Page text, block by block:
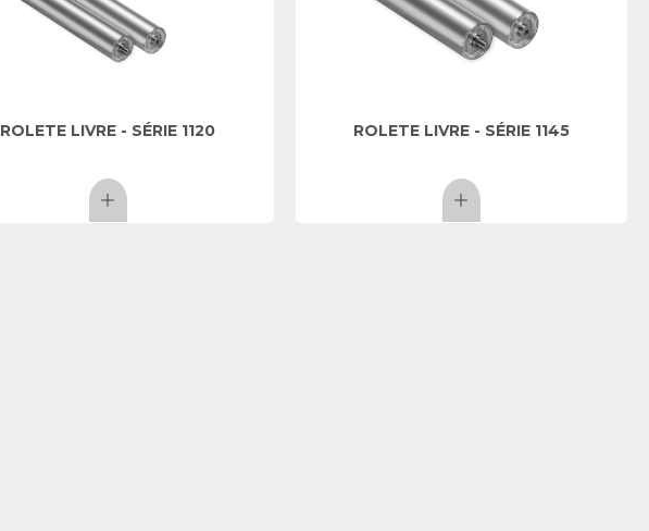
ROLETE LIVRE - SÉRIE 1120 ROLETE LIVRE - SÉRIE 1145